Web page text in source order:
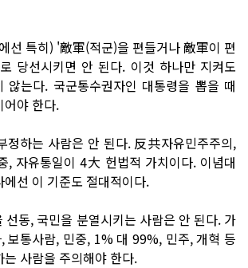
선 특히) '敵軍(적군)을 편들거나 敵軍이 편
당선시키면 안 된다. 이것 하나만 지켜도
않는다. 국군통수권자인 대통령을 뽑을 때
어야 한다.
정하는 사람은 안 된다. 反共자유민주주의,
, 자유통일이 4大 헌법적 가치이다. 이념대
선 이 기준도 절대적이다.
선동, 국민을 분열시키는 사람은 안 된다. 가
보통사람, 민중, 1% 대 99%, 민주, 개혁 등
사람을 주의해야 한다.